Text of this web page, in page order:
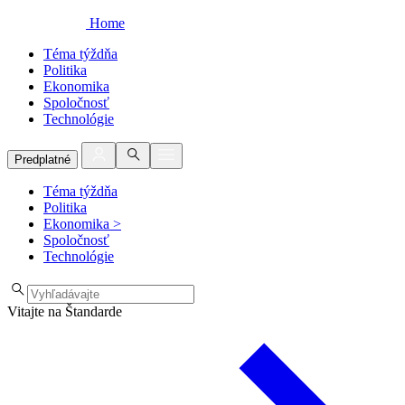
Home
Téma týždňa
Politika
Ekonomika
Spoločnosť
Technológie
Predplatné
Téma týždňa
Politika
Ekonomika >
Spoločnosť
Technológie
Vitajte na Štandarde